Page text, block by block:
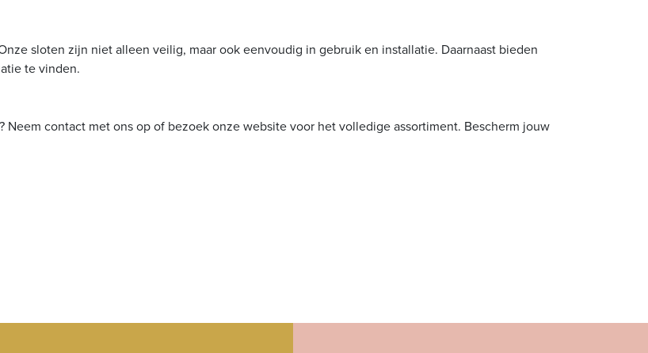
sloten zijn niet alleen veilig, maar ook eenvoudig in gebruik en installatie. Daarnaast bieden
te vinden.
contact met ons op of bezoek onze website voor het volledige assortiment. Bescherm jouw